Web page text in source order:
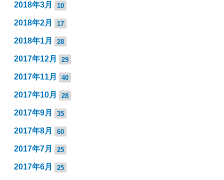
2018年3月 10
2018年2月 17
2018年1月 28
2017年12月 29
2017年11月 40
2017年10月 28
2017年9月 35
2017年8月 60
2017年7月 25
2017年6月 25